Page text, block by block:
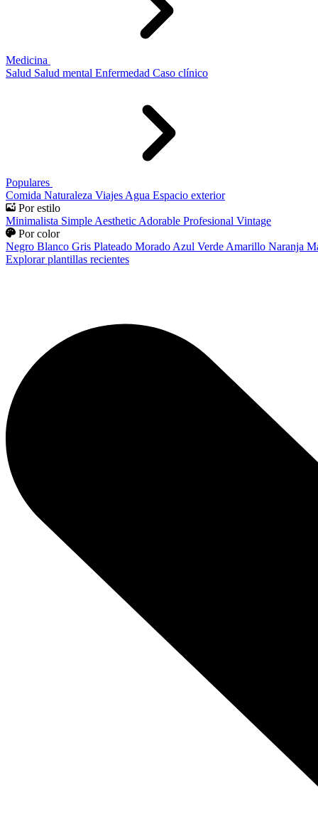
Medicina
Salud Salud mental Enfermedad Caso clínico
Populares
Comida Naturaleza Viajes Agua Espacio exterior
Por estilo
Minimalista Simple Aesthetic Adorable Profesional Vintage
Por color
Negro Blanco Gris Plateado Morado Azul Verde Amarillo Naranja
Explorar plantillas recientes